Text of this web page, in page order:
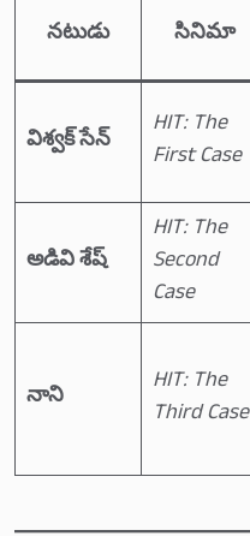
నటుడు సినిమా
విశ్వక్ సేన్
HIT: The
First Case
అడివి శేష్
HIT: The
Second
Case
నాని
HIT: The
Third Case